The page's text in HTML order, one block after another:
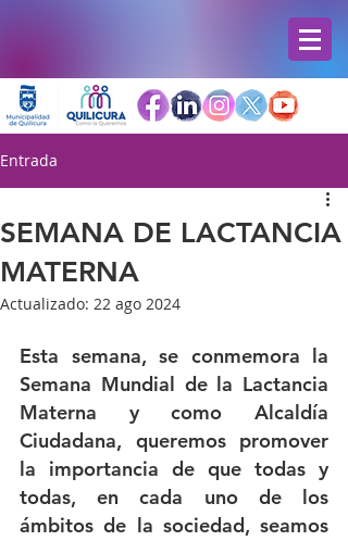
Entrada
SEMANA DE LACTANCIA
MATERNA
Actualizado: 22 ago 2024
Esta semana, se conmemora la
Semana Mundial de la Lactancia
Materna y como Alcaldía
Ciudadana, queremos promover
la importancia de que todas y
todas, en cada uno de los
ámbitos de la sociedad, seamos